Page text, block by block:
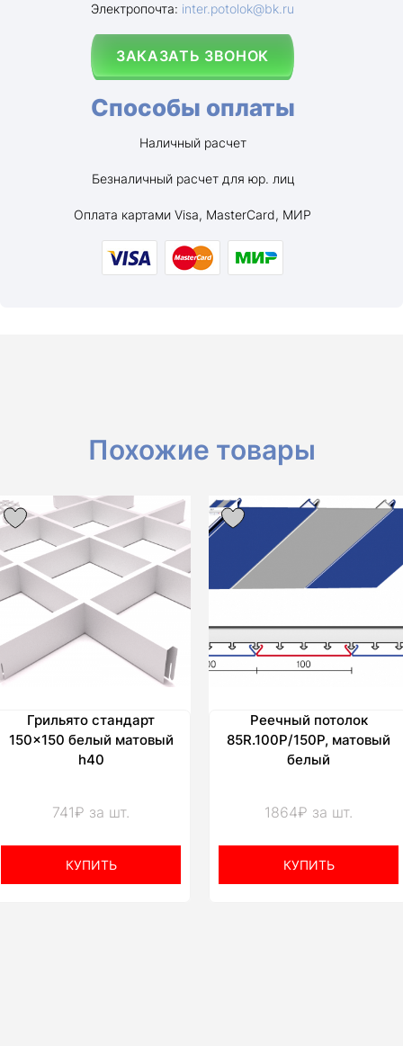
Электропочта: inter.potolok@bk.ru
ЗАКАЗАТЬ ЗВОНОК
Способы оплаты
Наличный расчет
Безналичный расчет для юр. лиц
Оплата картами Visa, MasterCard, МИР
Похожие товары
Грильято стандарт
150×150 белый матовый
h40
741₽ за шт.
КУПИТЬ
Реечный потолок
85R.100P/150P, матовый
белый
1864₽ за шт.
КУПИТЬ